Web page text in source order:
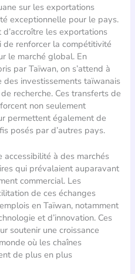
sur les exportations
exceptionnelle pour le pays.
les exportations
de renforcer la compétitivité
le marché global. En
par Taïwan, on s’attend à
investissements taïwanais
recherche. Ces transferts de
non seulement
permettent également de
posés par d’autres pays.
à des marchés
qui prévalaient auparavant
commercial. Les
de ces échanges
en Taïwan, notamment
et d’innovation. Ces
soutenir une croissance
où les chaînes
de plus en plus